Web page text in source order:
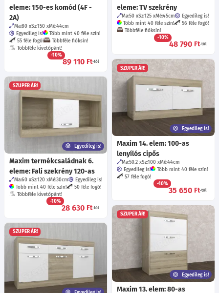
eleme: 150-es komód (4F -
2A)
Ma:80 Sz:150 Mé:44cm
Egyedileg is!
Több mint 40 féle szín!
55 féle fogó!
Többféle fióksín!
Többféle kivetőpánt!
-10%
89 110 Ft-tól
eleme: TV szekrény
Ma:50 Sz:125 Mé:45cm
Egyedileg is!
Több mint 40 féle szín!
56 féle fogó!
Többféle fióksín!
-10%
48 790 Ft-tól
SZUPER ÁR!
Egyedileg is!
Maxim 14. elem: 100-as
lenyílós cipős
Ma:50.2 Sz:100 Mé:44cm
Egyedileg is!
Több mint 40 féle szín!
57 féle fogó!
-10%
35 650 Ft-tól
SZUPER ÁR!
Egyedileg is!
Maxim termékcsaládnak 6.
eleme: Fali szekrény 120-as
Ma:60 Sz:120 Mé:30cm
Egyedileg is!
Több mint 40 féle szín!
50 féle fogó!
Többféle kivetőpánt!
-10%
28 630 Ft-tól
SZUPER ÁR!
Egyedileg is!
Maxim 13. elem: 80-as
SZUPER ÁR!